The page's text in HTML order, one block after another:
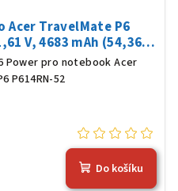
Acer TravelMate P6
V, 4683 mAh (54,36
Power pro notebook Acer
P614RN-52
Do košíku